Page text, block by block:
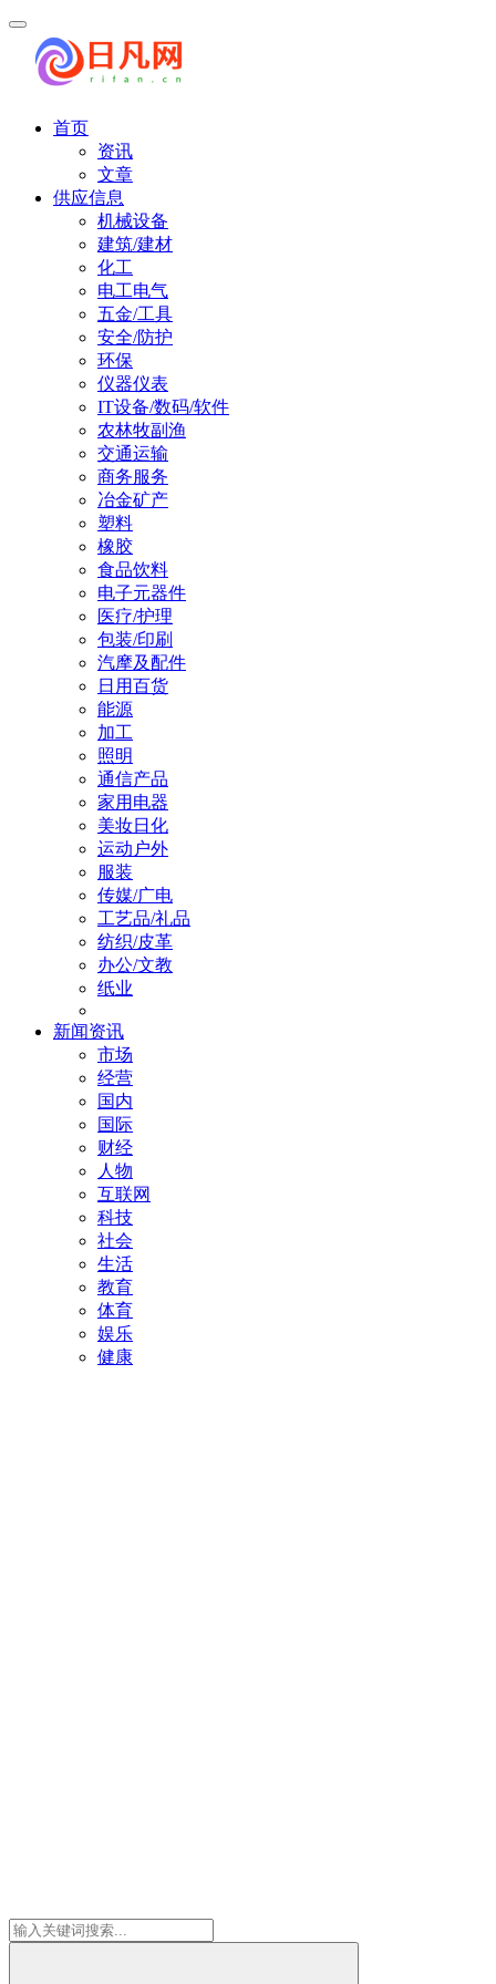
首页
资讯
文章
供应信息
机械设备
建筑/建材
化工
电工电气
五金/工具
安全/防护
环保
仪器仪表
IT设备/数码/软件
农林牧副渔
交通运输
商务服务
冶金矿产
塑料
橡胶
食品饮料
电子元器件
医疗/护理
包装/印刷
汽摩及配件
日用百货
能源
加工
照明
通信产品
家用电器
美妆日化
运动户外
服装
传媒/广电
工艺品/礼品
纺织/皮革
办公/文教
纸业
新闻资讯
市场
经营
国内
国际
财经
人物
互联网
科技
社会
生活
教育
体育
娱乐
健康